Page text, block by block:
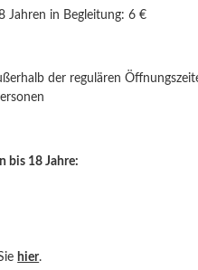
Jahren in Begleitung: 6 €
der regulären
bis 18 Jahre:
hier.